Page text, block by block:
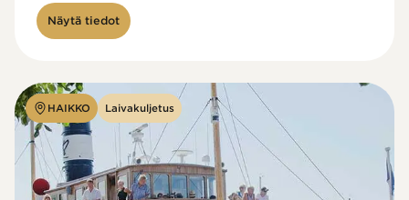
Näytä tiedot
HAIKKO Laivakuljetus